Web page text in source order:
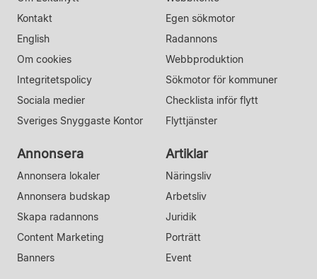
Kontakt
English
Om cookies
Integritetspolicy
Sociala medier
Sveriges Snyggaste Kontor
Egen sökmotor
Radannons
Webbproduktion
Sökmotor för kommuner
Checklista inför flytt
Flyttjänster
Annonsera
Annonsera lokaler
Annonsera budskap
Skapa radannons
Content Marketing
Banners
Artiklar
Näringsliv
Arbetsliv
Juridik
Porträtt
Event